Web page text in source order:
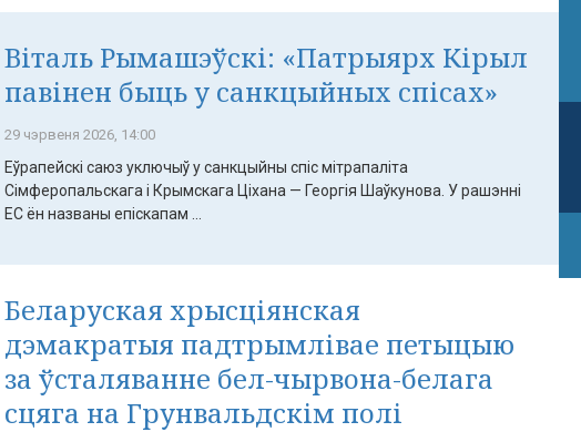
Віталь Рымашэўскі: «Патрыярх Кірыл
павінен быць у санкцыйных спісах»
29 чэрвеня 2026, 14:00
Еўрапейскі саюз уключыў у санкцыйны спіс мітрапаліта
Сімферопальскага і Крымскага Ціхана — Георгія Шаўкунова. У рашэнні
ЕС ён названы епіскапам ...
Беларуская хрысціянская
дэмакратыя падтрымлівае петыцыю
за ўсталяванне бел-чырвона-белага
сцяга на Грунвальдскім полі